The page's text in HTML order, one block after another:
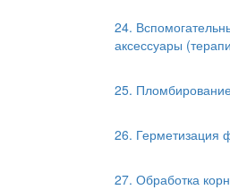
24.
аксессуары
25.
26. Герметизация
27. Обработка